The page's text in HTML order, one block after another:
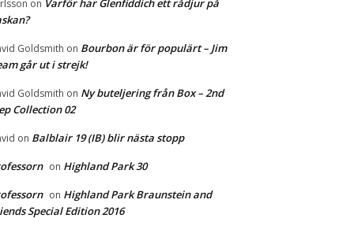
on Varför har Glenfiddich ett rådjur på
Goldsmith on Bourbon är för populärt – Jim
går ut i strejk!
Goldsmith on Ny buteljering från Box – 2nd
Collection 02
on Balblair 19 (IB) blir nästa stopp
on Highland Park 30
on Highland Park Braunstein and
Special Edition 2016